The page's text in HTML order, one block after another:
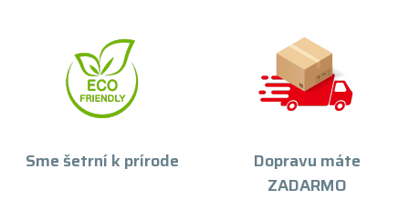
Sme šetrní k prírode
Dopravu máte
ZADARMO